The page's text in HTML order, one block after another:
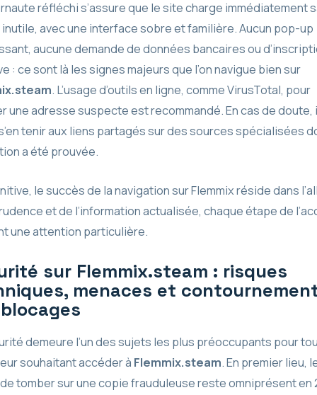
réfléchi s’assure que le site charge immédiatement
avec une interface sobre et familière. Aucun pop-up
aucune demande de données bancaires ou
: ce sont là les signes majeurs que l’on navigue bien sur
. L’usage d’outils en ligne, comme VirusTotal, pour
une adresse suspecte est recommandé. En cas de doute,
tenir aux liens partagés sur des sources spécialisées
a été prouvée.
le succès de la navigation sur Flemmix réside dans
et de l’information actualisée, chaque étape de
une attention particulière.
sur Flemmix.steam : risques
menaces et
demeure l’un des sujets les plus préoccupants pour
souhaitant accéder à Flemmix.steam. En premier lieu,
tomber sur une copie frauduleuse reste omniprésent en